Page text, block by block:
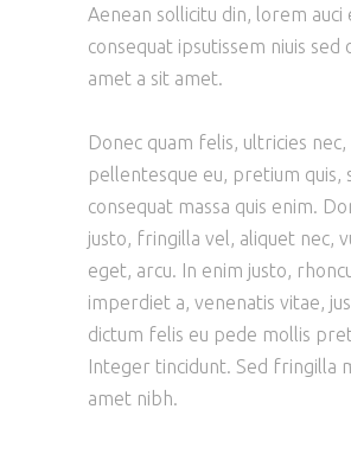
Aenean sollicitu din, lorem auci
consequat ipsutissem niuis sed
amet a sit amet.
Donec quam felis, ultricies nec,
pellentesque eu, pretium quis,
consequat massa quis enim.
justo, fringilla vel, aliquet nec,
eget, arcu. In enim justo,
imperdiet a, venenatis vitae,
dictum felis eu pede mollis
Integer tincidunt. Sed fringilla
amet nibh.